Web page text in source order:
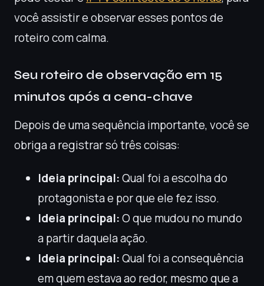
você assistir e observar esses pontos de
roteiro com calma.
Seu roteiro de observação em 15
minutos após a cena-chave
Depois de uma sequência importante, você se
obriga a registrar só três coisas:
Ideia principal:Qual foi a escolha do
protagonista e por que ele fez isso.
Ideia principal:O que mudou no mundo
a partir daquela ação.
Ideia principal:Qual foi a consequência
em quem estava ao redor, mesmo que a